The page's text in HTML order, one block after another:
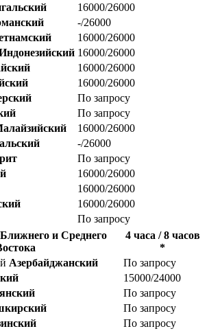
16000/26000
-/26000
16000/26000
16000/26000
16000/26000
16000/26000
По запросу
По запросу
16000/26000
-/26000
По запросу
16000/26000
16000/26000
16000/26000
По запросу
и Среднего
4 часа / 8 часов
*
Азербайджанский
По запросу
15000/24000
По запросу
По запросу
По запросу